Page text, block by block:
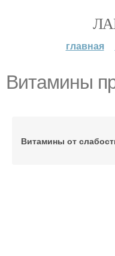
главная
Витамины
Витамины от